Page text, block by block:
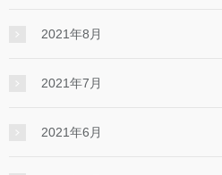
2021年8月
2021年7月
2021年6月